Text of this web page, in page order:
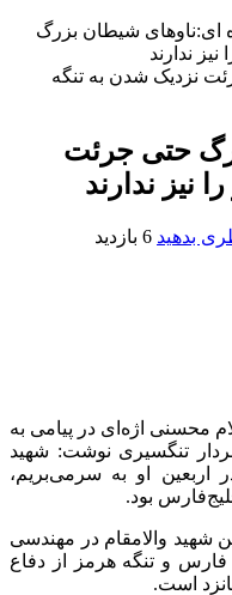
ای:ناوهای شیطان بزرگ
ندارند
حتی جرئت
نیز ندارند
بدهید 6 بازدید
محسنی اژه‌ای در پیامی به
تنگسیری نوشت: شهید
اربعین او به سرمی‌بریم،
بود.
شهید والامقام در مهندسی
فارس و تنگه هرمز از دفاع